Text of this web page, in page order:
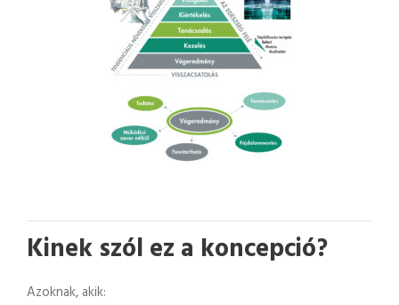
Kinek szól ez a koncepció?
Azoknak, akik: